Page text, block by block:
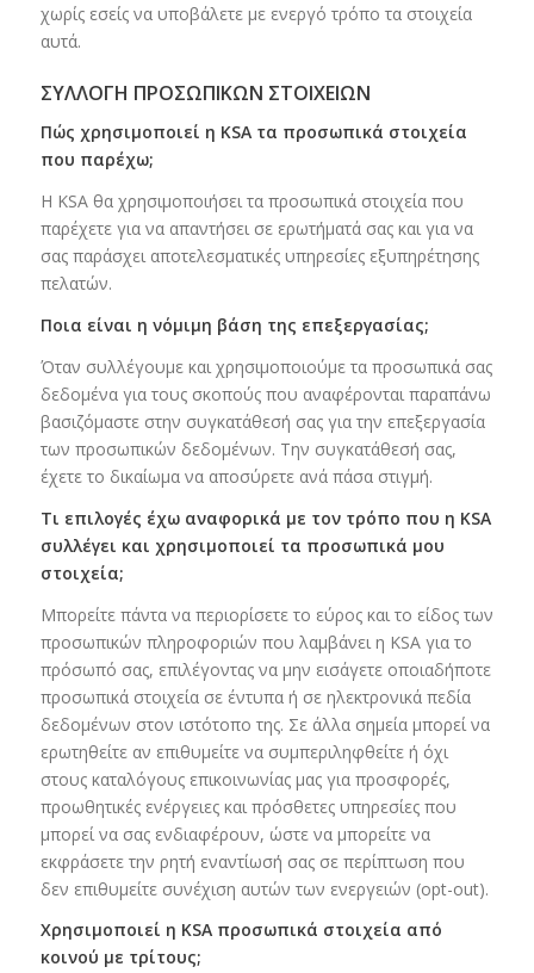
χωρίς εσείς να υποβάλετε με ενεργό τρόπο τα στοιχεία
αυτά.
ΣΥΛΛΟΓΗ ΠΡΟΣΩΠΙΚΩΝ ΣΤΟΙΧΕΙΩΝ
Πώς χρησιμοποιεί η KSA τα προσωπικά στοιχεία
που παρέχω;
Η KSA θα χρησιμοποιήσει τα προσωπικά στοιχεία που
παρέχετε για να απαντήσει σε ερωτήματά σας και για να
σας παράσχει αποτελεσματικές υπηρεσίες εξυπηρέτησης
πελατών.
Ποια είναι η νόμιμη βάση της επεξεργασίας;
Όταν συλλέγουμε και χρησιμοποιούμε τα προσωπικά σας
δεδομένα για τους σκοπούς που αναφέρονται παραπάνω
βασιζόμαστε στην συγκατάθεσή σας για την επεξεργασία
των προσωπικών δεδομένων. Την συγκατάθεσή σας,
έχετε το δικαίωμα να αποσύρετε ανά πάσα στιγμή.
Τι επιλογές έχω αναφορικά με τον τρόπο που η KSA
συλλέγει και χρησιμοποιεί τα προσωπικά μου
στοιχεία;
Μπορείτε πάντα να περιορίσετε το εύρος και το είδος των
προσωπικών πληροφοριών που λαμβάνει η KSA για το
πρόσωπό σας, επιλέγοντας να μην εισάγετε οποιαδήποτε
προσωπικά στοιχεία σε έντυπα ή σε ηλεκτρονικά πεδία
δεδομένων στον ιστότοπο της. Σε άλλα σημεία μπορεί να
ερωτηθείτε αν επιθυμείτε να συμπεριληφθείτε ή όχι
στους καταλόγους επικοινωνίας μας για προσφορές,
προωθητικές ενέργειες και πρόσθετες υπηρεσίες που
μπορεί να σας ενδιαφέρουν, ώστε να μπορείτε να
εκφράσετε την ρητή εναντίωσή σας σε περίπτωση που
δεν επιθυμείτε συνέχιση αυτών των ενεργειών (opt-out).
Χρησιμοποιεί η KSA προσωπικά στοιχεία από
κοινού με τρίτους;